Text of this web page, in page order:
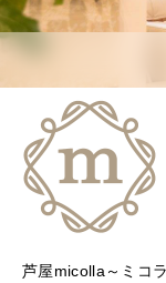
芦屋micolla～ミコラ